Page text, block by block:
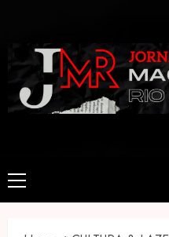
content
Primary
Menu